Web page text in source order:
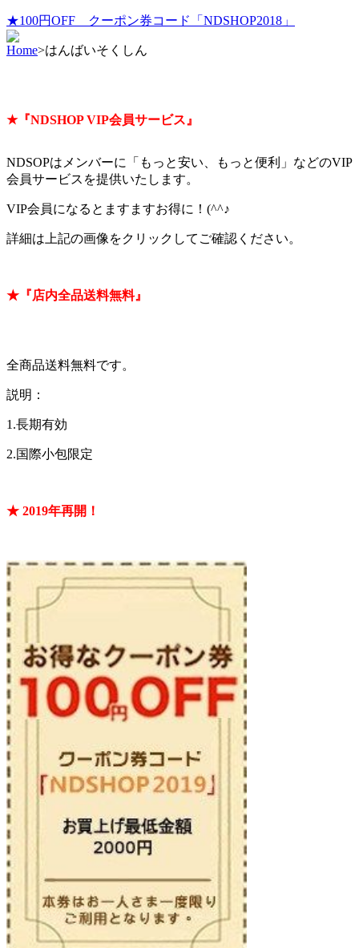
★100円OFF クーポン券コード「NDSHOP2018」
Home>はんばいそくしん
★『NDSHOP VIP会員サービス』
NDSOPはメンバーに「もっと安い、もっと便利」などのVIP
会員サービスを提供いたします。
VIP会員になるとますますお得に！(^^♪
詳細は上記の画像をクリックしてご確認ください。
★『店内全品送料無料』
全商品送料無料です。
説明：
1.長期有効
2.国際小包限定
★ 2019年再開！